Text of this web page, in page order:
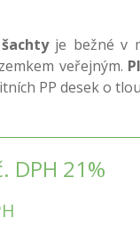
je bežné v
veřejným.
PP desek o
DPH 21%